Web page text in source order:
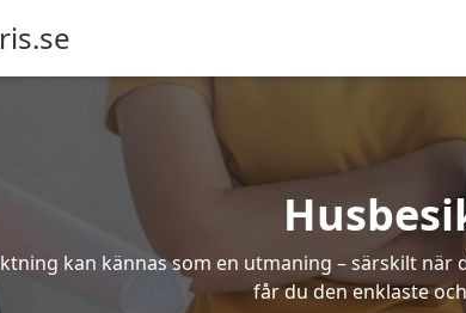
kan kännas som en utmaning – särskilt
får du den enklaste